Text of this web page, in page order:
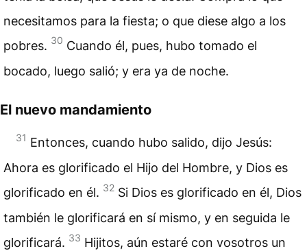
necesitamos para la fiesta; o que diese algo a los
pobres. 30 Cuando él, pues, hubo tomado el
bocado, luego salió; y era ya de noche.
El nuevo mandamiento
31 Entonces, cuando hubo salido, dijo Jesús:
Ahora es glorificado el Hijo del Hombre, y Dios es
glorificado en él. 32 Si Dios es glorificado en él, Dios
también le glorificará en sí mismo, y en seguida le
glorificará. 33 Hijitos, aún estaré con vosotros un